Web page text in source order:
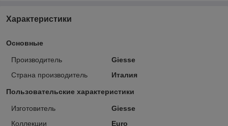
Характеристики
Основные
Производитель
Giesse
Страна производитель
Италия
Пользовательские характеристики
Изготовитель
Giesse
Коллекции
Euro